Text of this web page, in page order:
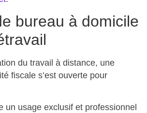
bureau à domicile
du travail à distance, une
fiscale s’est ouverte pour
un usage exclusif et professionnel